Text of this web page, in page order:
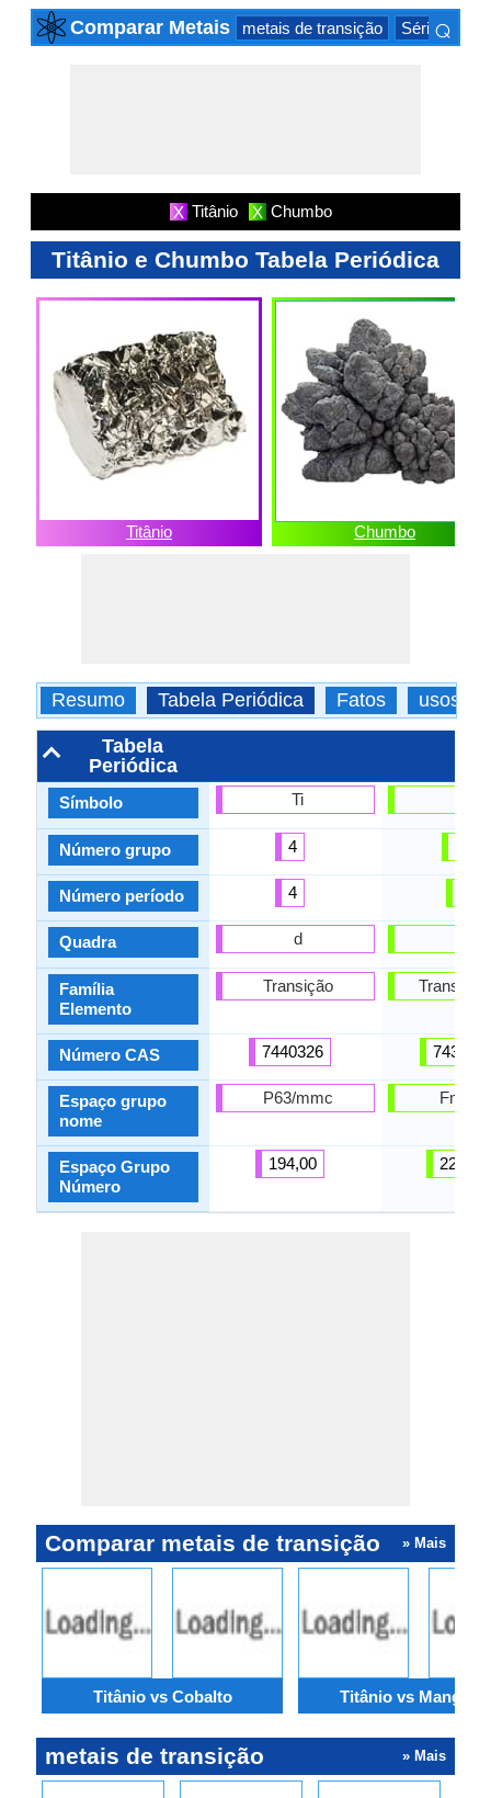
Comparar Metais metais de transição Série⌕
X Titânio X Chumbo
Titânio e Chumbo Tabela Periódica
Titânio Chumbo
Resumo Tabela Periódica Fatos usos
Tabela
Periódica
Símbolo
Número grupo
Número período
Quadra
Família
Elemento
Número CAS
Espaço grupo
nome
Espaço Grupo
Número
Ti
4
4
d
Transição
7440326
P63/mmc
194,00
Fm_
225,00
Comparar metais de transição » Mais
Titânio vs Cobalto Titânio vs
metais de transição » Mais